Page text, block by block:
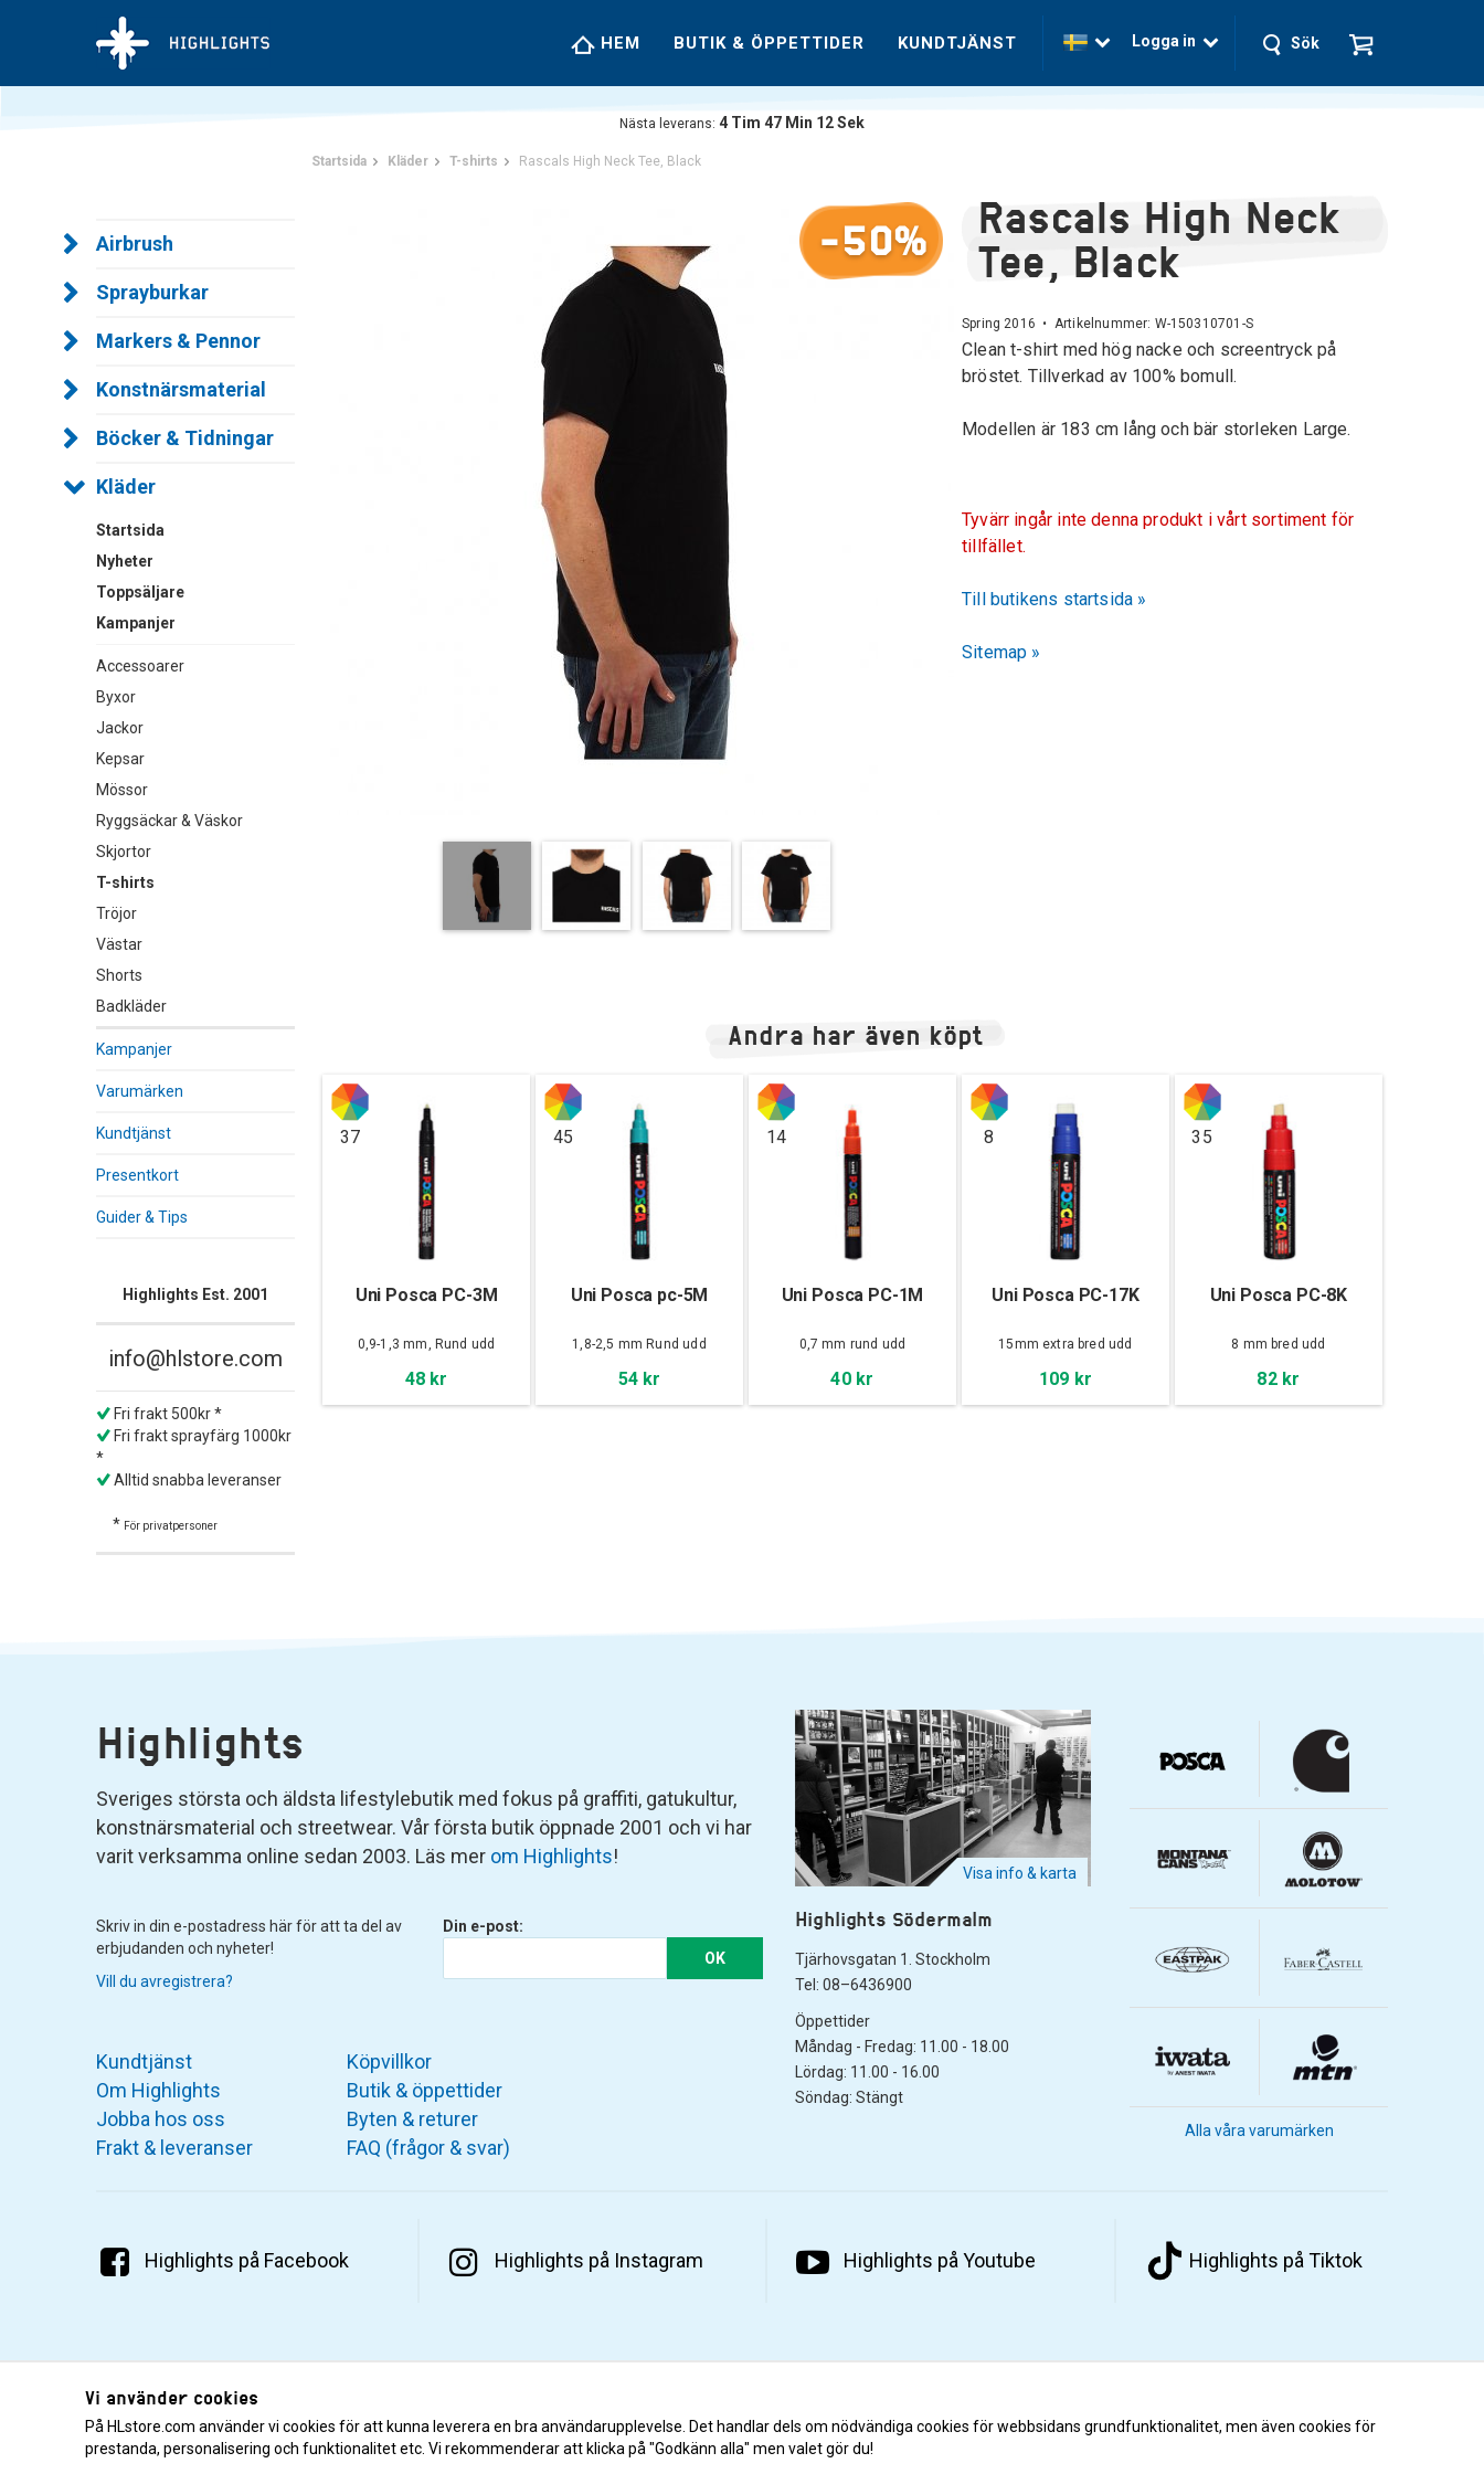
HEM BUTIK & ÖPPETTIDER KUNDTJÄNST Logga in Sök
Nästa leverans: 4 Tim 47 Min 12Sek
Airbrush
Sprayburkar
Markers & Pennor
Konstnärsmaterial
Böcker & Tidningar
Kläder
Startsida
Nyheter
Toppsäljare
Kampanjer
Accessoarer
Byxor
Jackor
Kepsar
Mössor
Ryggsäckar & Väskor
Skjortor
T-shirts
Tröjor
Västar
Shorts
Badkläder
Kampanjer
Varumärken
Kundtjänst
Presentkort
Guider & Tips
Highlights Est. 2001
info@hlstore.com
Fri frakt 500kr *
Fri frakt sprayfärg 1000kr
*
Alltid snabba leveranser
* För privatpersoner
Startsida Kläder T-shirts Rascals High Neck Tee, Black
-50%
Rascals High Neck
Tee, Black
Spring 2016 • Artikelnummer: W-150310701-S
Clean t-shirt med hög nacke och screentryck på
bröstet. Tillverkad av 100% bomull.
Modellen är 183 cm lång och bär storleken Large.
Tyvärr ingår inte denna produkt i vårt sortiment för
tillfället.
Till butikens startsida »
Sitemap »
Andra har även köpt
37
Uni Posca PC-3M
0,9-1,3 mm, Rund udd
48 kr
45
Uni Posca pc-5M
1,8-2,5 mm Rund udd
54 kr
14
Uni Posca PC-1M
0,7 mm rund udd
40 kr
8
Uni Posca PC-17K
15mm extra bred udd
109 kr
35
Uni Posca PC-8K
8 mm bred udd
82 kr
Highlights
Sveriges största och äldsta lifestylebutik med fokus på graffiti, gatukultur,
konstnärsmaterial och streetwear. Vår första butik öppnade 2001 och vi har
varit verksamma online sedan 2003. Läs mer om Highlights!
Skriv in din e-postadress här för att ta del av
erbjudanden och nyheter!
Vill du avregistrera?
Din e-post:
OK
Visa info & karta
Highlights Södermalm
Tjärhovsgatan 1. Stockholm
Tel: 08–6436900
Öppettider
Måndag - Fredag: 11.00 - 18.00
Lördag: 11.00 - 16.00
Söndag: Stängt
Kundtjänst
Om Highlights
Jobba hos oss
Frakt & leveranser
Köpvillkor
Butik & öppettider
Byten & returer
FAQ (frågor & svar)
Alla våra varumärken
Highlights på Facebook Highlights på Instagram Highlights på Youtube Highlights på Tiktok
© 2001–2026 Highlights/KR Distribution AB.
Vi använder cookies
På HLstore.com använder vi cookies för att kunna leverera en bra användarupplevelse. Det handlar dels om nödvändiga cookies för webbsidans grundfunktionalitet, men även cookies för
prestanda, personalisering och funktionalitet etc. Vi rekommenderar att klicka på "Godkänn alla" men valet gör du!